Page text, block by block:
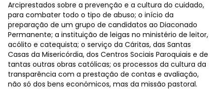
Arciprestados sobre a prevenção e a cultura do cuidado,
para combater todo o tipo de abuso; o início da
preparação de um grupo de candidatos ao Diaconado
Permanente; a instituição de leigas no ministério de leitor,
acólito e catequista; o serviço da Cáritas, das Santas
Casas da Misericórdia, dos Centros Sociais Paroquiais e de
tantas outras obras católicas; os processos da cultura da
transparência com a prestação de contas e avaliação,
não só dos bens económicos, mas da missão pastoral.